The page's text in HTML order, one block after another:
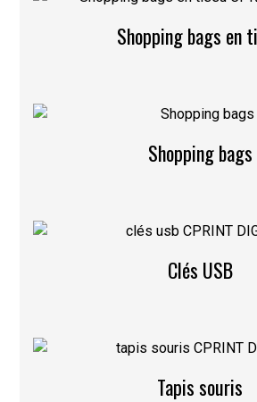
Shopping bags en
Shopping bags
Clés USB
Tapis souris